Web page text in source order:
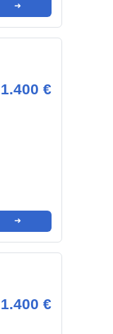
➜
1.400 €
➜
1.400 €